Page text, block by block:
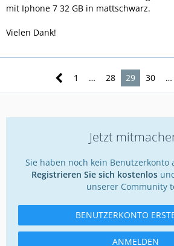
mit Iphone 7 32 GB in mattschwarz.
Vielen Dank!
1 … 28 29 30 …
Jetzt
Sie haben noch kein Benutzerkonto
Registrieren Sie sich kostenlos
unserer Community
BENUTZERKONTO
ANMELDEN